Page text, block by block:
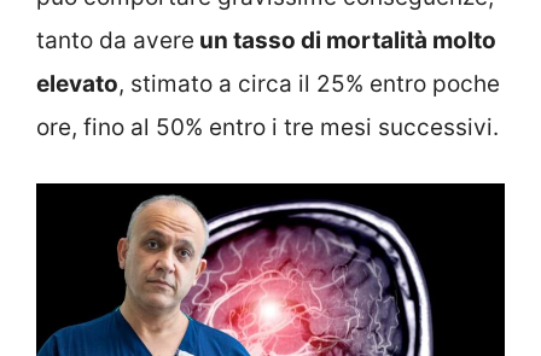
tanto da avere un tasso di mortalità molto
elevato, stimato a circa il 25% entro poche
ore, fino al 50% entro i tre mesi successivi.